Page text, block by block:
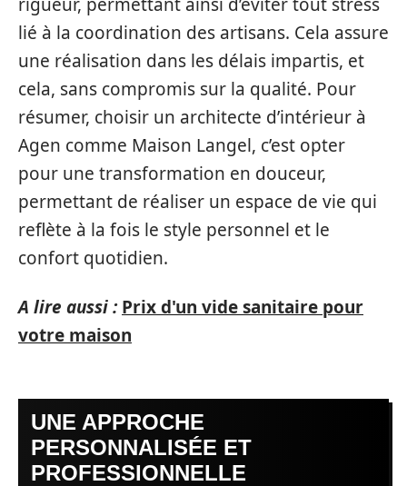
lié à la coordination des artisans. Cela assure
une réalisation dans les délais impartis, et
cela, sans compromis sur la qualité. Pour
résumer, choisir un architecte d’intérieur à
Agen comme Maison Langel, c’est opter
pour une transformation en douceur,
permettant de réaliser un espace de vie qui
reflète à la fois le style personnel et le
confort quotidien.
A lire aussi : Prix d'un vide sanitaire pour
votre maison
UNE APPROCHE
PERSONNALISÉE ET
PROFESSIONNELLE